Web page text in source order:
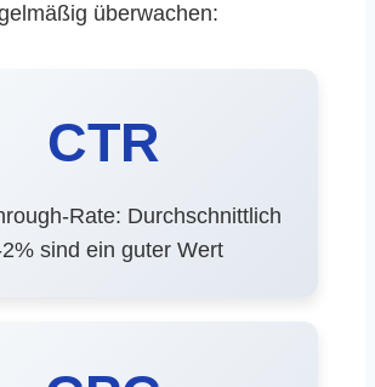
überwachen:
CTR
Rate: Durchschnittlich
sind ein guter Wert